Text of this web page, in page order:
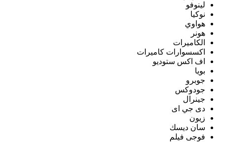
لينوفو
نوكيا
هواوي
هونر
الكاميرات
اكسسوارات كاميرات
اف اكس ستوديو
بويا
جوبرو
جودوكس
جينرال
دى جي اى
زيون
سان ديسك
فوجى فيلم